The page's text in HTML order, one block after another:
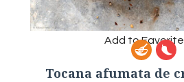
Add to
Tocana afumata de